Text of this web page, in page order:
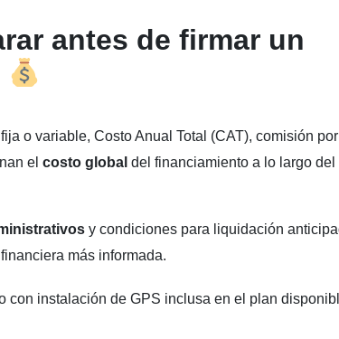
antes de firmar un
o variable, Costo Anual Total (CAT), comisión por
el costo global del financiamiento a lo largo del
y condiciones para liquidación
más informada.
con instalación de GPS inclusa en el plan